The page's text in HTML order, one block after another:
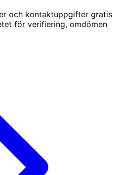
och kontaktuppgifter gratis
för verifiering, omdömen